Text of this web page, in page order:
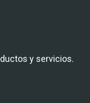
y servicios.